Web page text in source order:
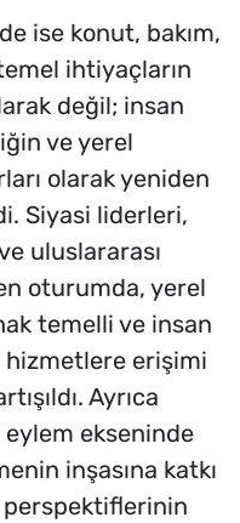
ise konut, bakım,
ihtiyaçların
değil; insan
ve yerel
olarak yeniden
Siyasi liderleri,
uluslararası
oturumda, yerel
temelli ve insan
hizmetlere erişimi
Ayrıca
eylem ekseninde
inşasına katkı